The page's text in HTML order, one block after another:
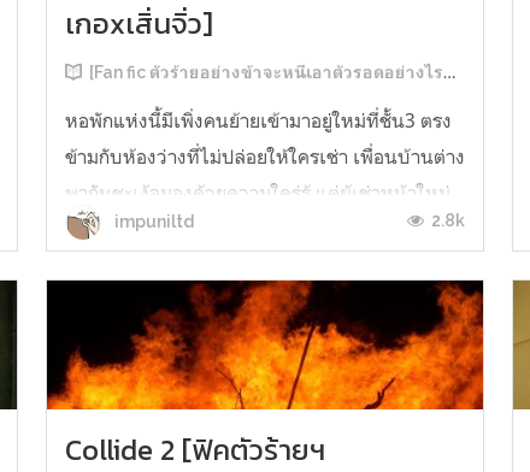
เกอxเสิ่นจิ่ว]
[Fan fic ตัวร้ายอย่างข้าจะหนีเอาตัวรอดอย่างไรดี]
หอพักแห่งนี้มีเพิ่งคนย้ายเข้ามาอยู่ใหม่ที่ชั้น3 ตรง
ข้ามกับห้องว่างที่ไม่ปล่อยให้ใครเช่า เพื่อนบ้านต่าง
พากันชะเง้อมองด้วยความใคร่รู้ แต่ผู้เช่าหน้าใหม่
กลับมีนิสัยประหลาด แทบไม่ได้โผล่หน้าออกมาให้
จากยามกลางคืนและผู้ดูแลตึกเท่านั้นว่าอีกฝ่ายเป็น
ผู้ชายหน้าตาดี...
impuniltd 2.8k
Collide 2 [ฟิคตัวร้ายฯ